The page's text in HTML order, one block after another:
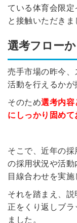
ている体育会限
と接触いただきま
選考フロー
売手市場の昨今、
活動を行えるかが
そのため選考内容
にしっかり固め
そこで、近年の
の採用状況や活動
目線合わせを実施
それを踏まえ、
正をくり返しブ
ました。